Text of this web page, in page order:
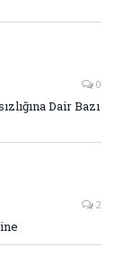
0
Dair Bazı
2